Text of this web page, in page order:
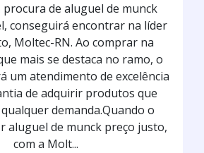
procura de aluguel de munck
conseguirá encontrar na líder
Moltec-RN. Ao comprar na
mais se destaca no ramo, o
um atendimento de excelência
de adquirir produtos que
demanda.Quando o
aluguel de munck preço justo,
com a Molt...